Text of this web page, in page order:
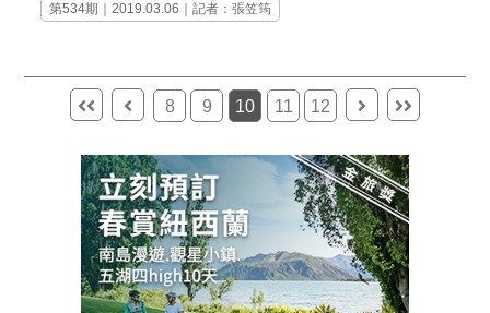
第534期
｜2019.03.06｜記者：張笠筠
8 9 10 11 12